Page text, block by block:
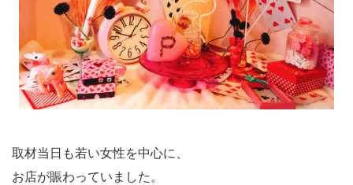
取材当日も若い女性を中心に、
お店が賑わっていました。